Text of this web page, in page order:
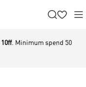
10ff. Minimum spend 50